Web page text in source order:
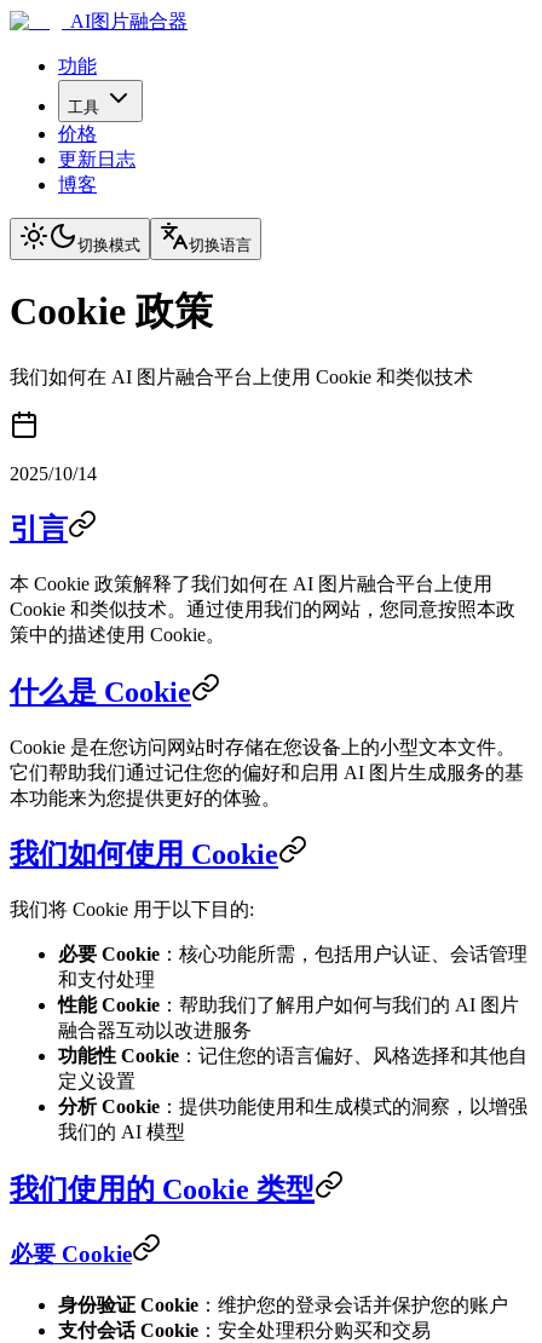
AI图片融合器
功能
工具
价格
更新日志
博客
切换模式 切换语言
Cookie 政策
我们如何在 AI 图片融合平台上使用 Cookie 和类似技术
2025/10/14
引言
本 Cookie 政策解释了我们如何在 AI 图片融合平台上使用
Cookie 和类似技术。通过使用我们的网站，您同意按照本政
策中的描述使用 Cookie。
什么是 Cookie
Cookie 是在您访问网站时存储在您设备上的小型文本文件。
它们帮助我们通过记住您的偏好和启用 AI 图片生成服务的基
本功能来为您提供更好的体验。
我们如何使用 Cookie
我们将 Cookie 用于以下目的:
必要 Cookie ：核心功能所需，包括用户认证、会话管理
和支付处理
性能 Cookie ：帮助我们了解用户如何与我们的 AI 图片
融合器互动以改进服务
功能性 Cookie ：记住您的语言偏好、风格选择和其他自
定义设置
分析 Cookie ：提供功能使用和生成模式的洞察，以增强
我们的 AI 模型
我们使用的 Cookie 类型
必要 Cookie
身份验证 Cookie ：维护您的登录会话并保护您的账户
支付会话 Cookie ：安全处理积分购买和交易